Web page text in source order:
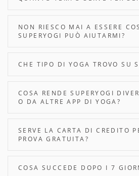
NON RIESCO MAI A ESSERE
SUPERYOGI PUÒ AIUTARMI?
CHE TIPO DI YOGA TROVO SU
COSA RENDE SUPERYOGI
O DA ALTRE APP DI YOGA?
SERVE LA CARTA DI CREDITO
PROVA GRATUITA?
COSA SUCCEDE DOPO I 7